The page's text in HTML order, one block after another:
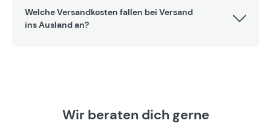
Welche Versandkosten fallen bei Versand
ins Ausland an?
Wir beraten dich gerne